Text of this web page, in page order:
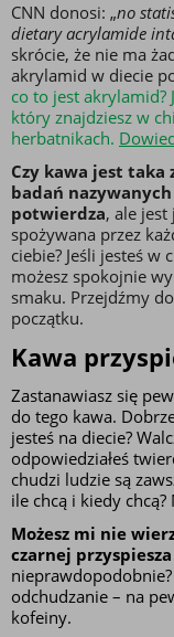
CNN donosi: „no
dietary acrylamide
skrócie, że nie ma
akrylamid w diecie
co to jest akrylamid?
który znajdziesz w
herbatnikach.
Czy kawa jest taka
badań
potwierdza, ale
spożywana przez
ciebie? Jeśli jesteś w
możesz spokojnie
smaku. Przejdźmy
początku.
Kawa
Zastanawiasz się
do tego kawa.
jesteś na diecie?
odpowiedziałeś
chudzi ludzie są
ile chcą i kiedy
Możesz mi nie
czarnej
odchudzanie – na
kofeiny.